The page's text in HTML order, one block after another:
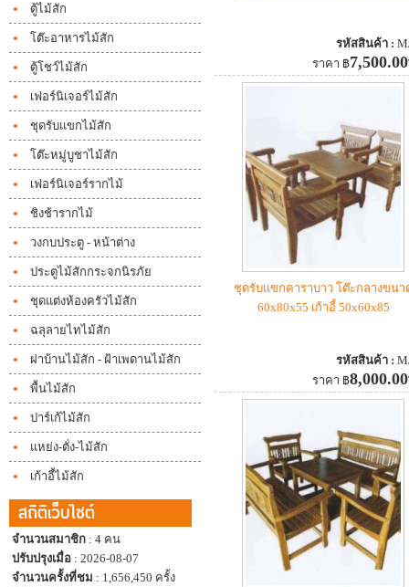
ตู้ไม้สัก
โต๊ะอาหารไม้สัก
ตู้โชว์ไม้สัก
เฟอร์นิเจอร์ไม้สัก
ชุดรับแขกไม้สัก
โต๊ะหมู่บูชาไม้สัก
เฟอร์นิเจอร์รากไม้
ชิงช้ารากไม้
วงกบประตู - หน้าต่าง
ประตูไม้สักกระจกนิรภัย
ชุดแต่งห้องครัวไม้สัก
ฉลุลายไทไม้สัก
ฝาบ้านไม้สัก - ฝ้าเพดานไม้สัก
พื้นไม้สัก
ปาร์เก้ไม้สัก
แหย่ง-ตั่ง-ไม้สัก
เก้าอี้ไม้สัก
สถิติเว็บไซต์
จำนวนสมาชิก : 4 คน
ปรับปรุงเมื่อ : 2026-08-07
จำนวนครั้งที่ชม : 1,656,450 ครั้ง
รหัสสินค้า :
ราคา ฿7,500.00
ชุดรับแขกคาราบาว โต๊ะกลางขนา
60x80x55 เก้าอี้ 50x60x85
รหัสสินค้า :
ราคา ฿8,000.00